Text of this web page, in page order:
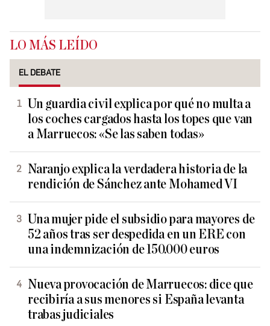
LO MÁS LEÍDO
EL DEBATE
Un guardia civil explica por qué no multa a
los coches cargados hasta los topes que van
a Marruecos: «Se las saben todas»
Naranjo explica la verdadera historia de la
rendición de Sánchez ante Mohamed VI
Una mujer pide el subsidio para mayores de
52 años tras ser despedida en un ERE con
una indemnización de 150.000 euros
Nueva provocación de Marruecos: dice que
recibiría a sus menores si España levanta
trabas judiciales